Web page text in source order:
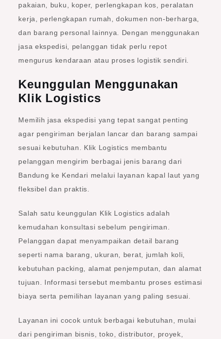
pakaian, buku, koper, perlengkapan kos, peralatan
kerja, perlengkapan rumah, dokumen non-berharga,
dan barang personal lainnya. Dengan menggunakan
jasa ekspedisi, pelanggan tidak perlu repot
mengurus kendaraan atau proses logistik sendiri.
Keunggulan Menggunakan
Klik Logistics
Memilih jasa ekspedisi yang tepat sangat penting
agar pengiriman berjalan lancar dan barang sampai
sesuai kebutuhan. Klik Logistics membantu
pelanggan mengirim berbagai jenis barang dari
Bandung ke Kendari melalui layanan kapal laut yang
fleksibel dan praktis.
Salah satu keunggulan Klik Logistics adalah
kemudahan konsultasi sebelum pengiriman.
Pelanggan dapat menyampaikan detail barang
seperti nama barang, ukuran, berat, jumlah koli,
kebutuhan packing, alamat penjemputan, dan alamat
tujuan. Informasi tersebut membantu proses estimasi
biaya serta pemilihan layanan yang paling sesuai.
Layanan ini cocok untuk berbagai kebutuhan, mulai
dari pengiriman bisnis, toko, distributor, proyek,